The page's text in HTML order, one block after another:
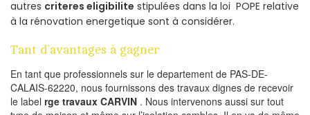
autres criteres eligibilite stipulées dans la loi POPE relative
à la rénovation energetique sont à considérer.
Tant d’avantages à gagner
En tant que professionnels sur le departement de PAS-DE-
CALAIS-62220, nous fournissons des travaux dignes de recevoir
le label rge travaux CARVIN . Nous intervenons aussi sur tout